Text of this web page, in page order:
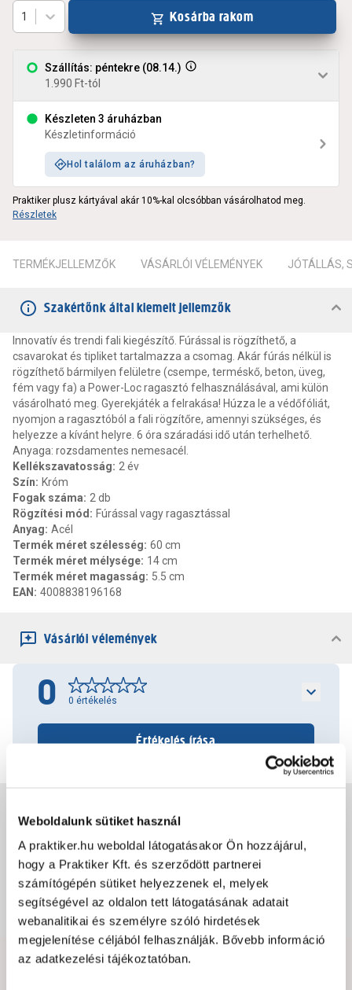
Weboldalunk sütiket használ
A praktiker.hu weboldal látogatásakor Ön hozzájárul,
hogy a Praktiker Kft. és szerződött partnerei
számítógépén sütiket helyezzenek el, melyek
segítségével az oldalon tett látogatásának adatait
webanalitikai és személyre szóló hirdetések
megjelenítése céljából felhasználják. Bővebb információ
az adatkezelési tájékoztatóban.
Szállítás: péntekre (08.14.)
1.990 Ft-tól
Készleten 3 áruházban
Készletinformáció
Hol találom az áruházban?
1 Kosárba rakom
Praktiker plusz kártyával akár 10%-kal olcsóbban vásárolhatod meg.
Részletek
TERMÉKJELLEMZŐK VÁSÁRLÓI VÉLEMÉNYEK JÓTÁLLÁS,
Szakértőnk által kiemelt jellemzők
Innovatív és trendi fali kiegészítő. Fúrással is rögzíthető, a
csavarokat és tipliket tartalmazza a csomag. Akár fúrás nélkül is
rögzíthető bármilyen felületre (csempe, terméskő, beton, üveg,
fém vagy fa) a Power-Loc ragasztó felhasználásával, ami külön
vásárolható meg. Gyerekjáték a felrakása! Húzza le a védőfóliát,
nyomjon a ragasztóból a fali rögzítőre, amennyi szükséges, és
helyezze a kívánt helyre. 6 óra száradási idő után terhelhető.
Anyaga: rozsdamentes nemesacél.
Kellékszavatosság: 2 év
Szín: Króm
Fogak száma: 2 db
Rögzítési mód : Fúrással vagy ragasztással
Anyag: Acél
Termék méret szélesség: 60 cm
Termék méret mélysége: 14 cm
Termék méret magasság: 5.5 cm
EAN : 4008838196168
Vásárlói vélemények
0 0 értékelés
Értékelés írása
Csomagolási és súly információk
Dokumentumok, felelős személy